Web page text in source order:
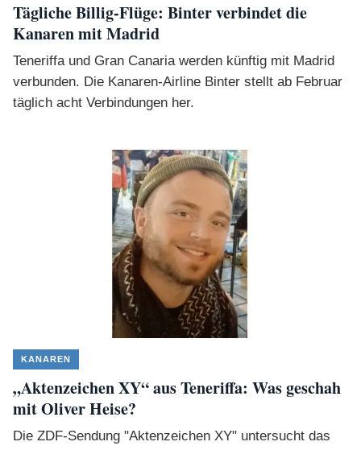
Tägliche Billig-Flüge: Binter verbindet die
Kanaren mit Madrid
Teneriffa und Gran Canaria werden künftig mit Madrid
verbunden. Die Kanaren-Airline Binter stellt ab Februar
täglich acht Verbindungen her.
KANAREN
„Aktenzeichen XY“ aus Teneriffa: Was geschah
mit Oliver Heise?
Die ZDF-Sendung "Aktenzeichen XY" untersucht das